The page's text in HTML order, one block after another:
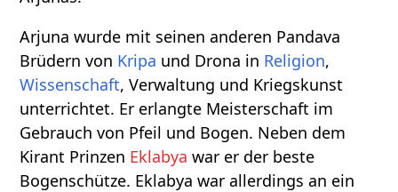
Arjuna wurde mit seinen anderen Pandava
Brüdern von Kripa und Drona in Religion,
Wissenschaft, Verwaltung und Kriegskunst
unterrichtet. Er erlangte Meisterschaft im
Gebrauch von Pfeil und Bogen. Neben dem
Kirant Prinzen Eklabya war er der beste
Bogenschütze. Eklabya war allerdings an ein